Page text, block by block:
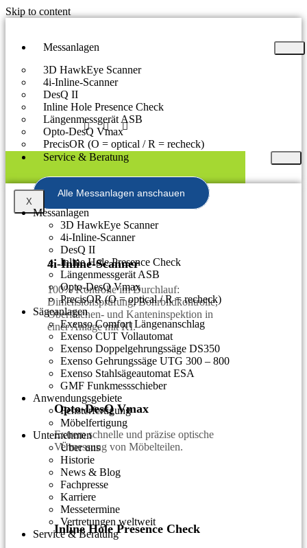
Skip to content
Messanlagen
3D HawkEye Scanner
4i-Inline-Scanner
DesQ II
Inline Hole Presence Check
Längenmessgerät ASB
Opto-DesQ Vmax
PrecisOR (O = optical / R = recheck)
Alle Messanlagen anschauen
4i-Inline-Scanner
100% Kontrolle im Durchlauf:
Dimensionsprüfung, Bohrbildkontrolle,
Oberflächen- und Kanteninspektion in
einer Anlage mit KI.
Opto-DesQ Vmax
Extrem schnelle und präzise optische
Vermessung von Möbelteilen.
Inline Hole Presence Check
Service & Beratung
X
Messanlagen
3D HawkEye Scanner
4i-Inline-Scanner
DesQ II
Inline Hole Presence Check
Längenmessgerät ASB
Opto-DesQ Vmax
PrecisOR (O = optical / R = recheck)
Sägeanlagen
Exenso Comfort Längenanschlag
Exenso CUT Vollautomat
Exenso Doppelgehrungssäge DS350
Exenso Gehrungssäge UTG 300 – 800
Exenso Stahlsägeautomat ESA
GMF Funkmessschieber
Anwendungsgebiete
Fensterfertigung
Möbelfertigung
Unternehmen
Über uns
Historie
News & Blog
Fachpresse
Karriere
Messetermine
Vertretungen weltweit
Service & Beratung